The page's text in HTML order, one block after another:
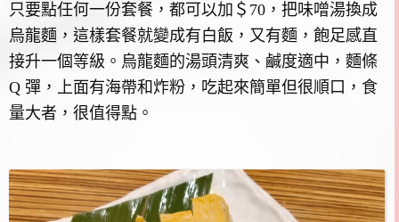
只要點任何一份套餐，都可以加＄70，把味噌湯換成
烏龍麵，這樣套餐就變成有白飯，又有麵，飽足感直
接升一個等級。烏龍麵的湯頭清爽、鹹度適中，麵條
Q 彈，上面有海帶和炸粉，吃起來簡單但很順口，食
量大者，很值得點。